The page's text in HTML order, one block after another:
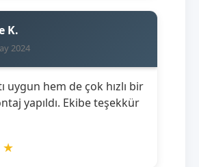
K.
2024
uygun hem de çok hızlı bir
yapıldı. Ekibe teşekkür
★